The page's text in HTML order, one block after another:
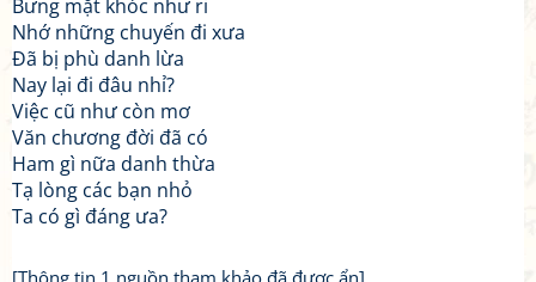
Bưng mặt khóc như ri
Nhớ những chuyến đi xưa
Đã bị phù danh lừa
Nay lại đi đâu nhỉ?
Việc cũ như còn mơ
Văn chương đời đã có
Ham gì nữa danh thừa
Tạ lòng các bạn nhỏ
Ta có gì đáng ưa?
[Thông tin 1 nguồn tham khảo đã được ẩn]